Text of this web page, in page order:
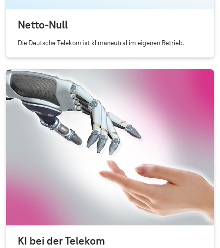
Netto-Null
Die Deutsche Telekom ist klimaneutral im eigenen Betrieb.
KI bei der Telekom